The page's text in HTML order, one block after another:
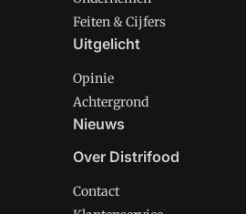
Feiten & Cijfers
Uitgelicht
Opinie
Achtergrond
Nieuws
Over Distrifood
Contact